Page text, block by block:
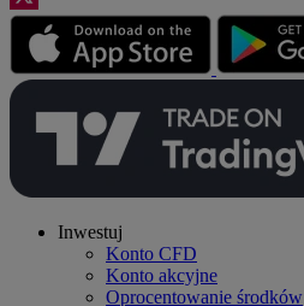
Inwestuj
Konto CFD
Konto akcyjne
Oprocentowanie środków